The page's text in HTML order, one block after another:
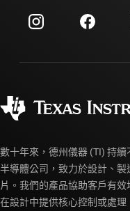
投資人關系
客戶支援中心
myTI 帳戶常見問題解答
訂購 FAQ
數十年來，德州儀器 (TI) 持
半導體公司，致力於設計、
片。我們的產品協助客戶有
在設計中提供核心控制或處理